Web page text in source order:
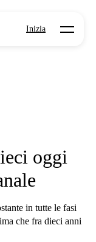
Inizia Open
oggi
in tutte le fasi
che fra dieci anni